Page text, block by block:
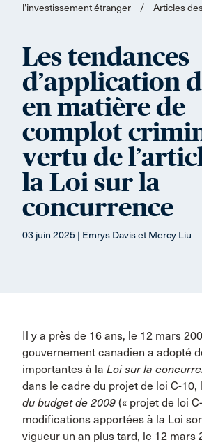
l’investissement étranger
/ Articles
Les tendances
d’application
en matière de
complot
vertu de
la Loi sur la
concurrence
03 juin 2025 | Emrys Davis et Mercy Liu
Il y a près de 16 ans, le 12 mars
gouvernement canadien a adopté
importantes à la Loi sur la
dans le cadre du projet de loi C-10,
du budget de 2009 (« projet de loi
modifications apportées à la Loi
vigueur un an plus tard, le 12 mars